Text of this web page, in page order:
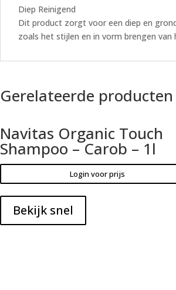
Diep Reinigend
Dit product zorgt voor een diep en
zoals het stijlen en in vorm brengen van
Gerelateerde producten
Navitas Organic Touch
Shampoo – Carob – 1l
Login voor prijs
Bekijk snel